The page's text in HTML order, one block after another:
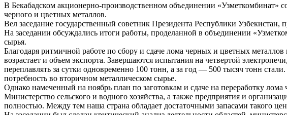
В Бекабадском акционерно-производственном объединении «Узметкомбинат»
черного и цветных металлов.
Вел заседание государственный советник Президента Республики Узбекистан,
На заседании обсуждались итоги работы, проделанной в объединении
сырья.
Благодаря ритмичной работе по сбору и сдаче лома черных и цветных
возрастает и объем экспорта. Завершаются испытания на четвертой
переплавлять за сутки одновременно 100 тонн, а за год — 500 тысяч тонн
потребность во вторичном металлическом сырье.
Однако намеченный на ноябрь план по заготовкам и сдаче на переработку
Министерство сельского и водного хозяйства, а также предприятия и
полностью. Между тем наша страна обладает достаточными запасами такого